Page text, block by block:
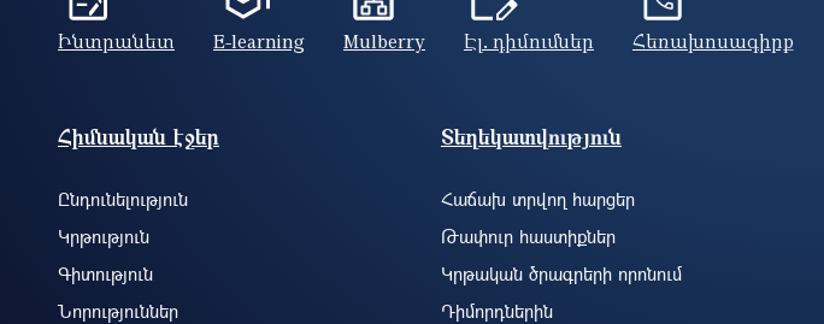
Ինտրանետ E-learning Mulberry Էլ. դիմումներ Հեռախոսագիրք
Footer site information
Հիմնական էջեր
Ընդունելություն
Կրթություն
Գիտություն
Նորություններ
Տեղեկատվություն
Հաճախ տրվող հարցեր
Թափուր հաստիքներ
Կրթական ծրագրերի որոնում
Դիմորդներին